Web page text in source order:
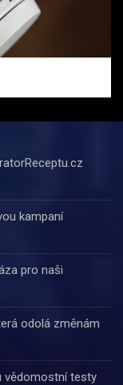
kampaní
pro naši
odolá změnám
vědomostní testy